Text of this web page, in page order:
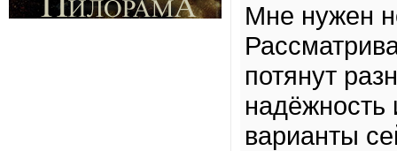
Мне нужен
потянут
надёжность
варианты